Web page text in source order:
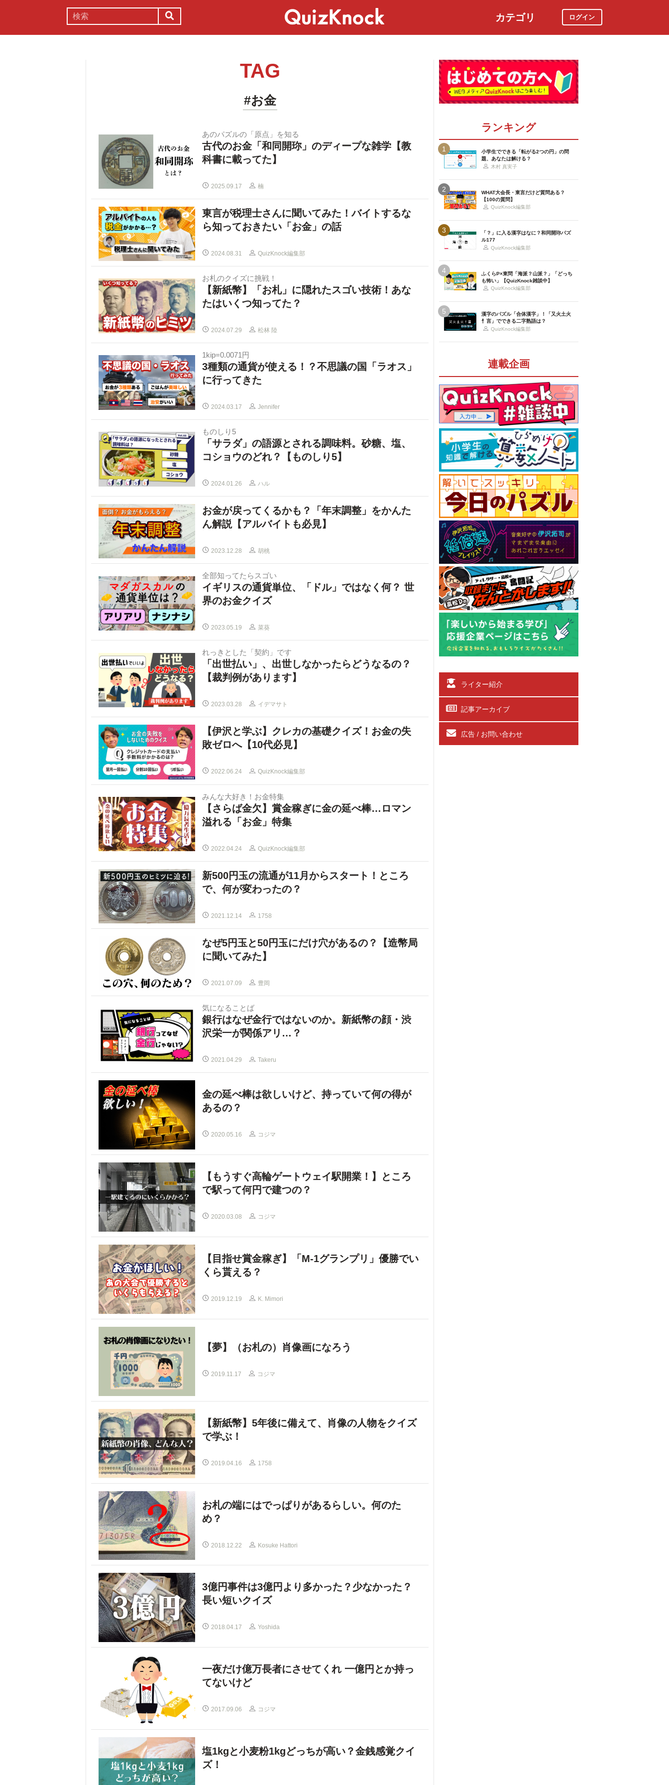
カテゴリ ログイン
TAG
#お金
あのパズルの「原点」を知る
古代のお金「和同開珎」のディープな雑学【教
科書に載ってた】
2025.09.17 楠
東言が税理士さんに聞いてみた！バイトするな
ら知っておきたい「お金」の話
2024.08.31 QuizKnock編集部
お札のクイズに挑戦！
【新紙幣】「お札」に隠れたスゴい技術！あな
たはいくつ知ってた？
2024.07.29 松林 陸
1kip=0.0071円
3種類の通貨が使える！？不思議の国「ラオス」
に行ってきた
2024.03.17 Jennifer
ものしり5
「サラダ」の語源とされる調味料。砂糖、塩、
コショウのどれ？【ものしり5】
2024.01.26 ハル
お金が戻ってくるかも？「年末調整」をかんた
ん解説【アルバイトも必見】
2023.12.28 胡桃
全部知ってたらスゴい
イギリスの通貨単位、「ドル」ではなく何？ 世
界のお金クイズ
2023.05.19 菜葵
れっきとした「契約」です
「出世払い」、出世しなかったらどうなるの？
【裁判例があります】
2023.03.28 イデマサト
【伊沢と学ぶ】クレカの基礎クイズ！お金の失
敗ゼロへ【10代必見】
2022.06.24 QuizKnock編集部
みんな大好き！お金特集
【さらば金欠】賞金稼ぎに金の延べ棒…ロマン
溢れる「お金」特集
2022.04.24 QuizKnock編集部
新500円玉の流通が11月からスタート！ところ
で、何が変わったの？
2021.12.14 1758
なぜ5円玉と50円玉にだけ穴があるの？【造幣局
に聞いてみた】
2021.07.09 豊岡
気になることば
銀行はなぜ金行ではないのか。新紙幣の顔・渋
沢栄一が関係アリ…？
2021.04.29 Takeru
金の延べ棒は欲しいけど、持っていて何の得が
あるの？
2020.05.16 コジマ
【もうすぐ高輪ゲートウェイ駅開業！】ところ
で駅って何円で建つの？
2020.03.08 コジマ
【目指せ賞金稼ぎ】「M-1グランプリ」優勝でい
くら貰える？
2019.12.19 K. Mimori
【夢】（お札の）肖像画になろう
2019.11.17 コジマ
【新紙幣】5年後に備えて、肖像の人物をクイズ
で学ぶ！
2019.04.16 1758
お札の端にはでっぱりがあるらしい。何のた
め？
2018.12.22 Kosuke Hattori
3億円事件は3億円より多かった？少なかった？
長い短いクイズ
2018.04.17 Yoshida
一夜だけ億万長者にさせてくれ 一億円とか持っ
てないけど
2017.09.06 コジマ
塩1kgと小麦粉1kgどっちが高い？金銭感覚クイ
ズ！
ランキング
1
小学生でできる「転がる2つの円」の問
題、あなたは解ける？
木村 真実子
2
WHAT大会長・東言だけど質問ある？
【100の質問】
QuizKnock編集部
3
「？」に入る漢字はなに？和同開珎パズ
ル177
QuizKnock編集部
4
ふくらP×東問「海派？山派？」「どっち
も怖い」【QuizKnock雑談中】
QuizKnock編集部
5
漢字のパズル「合体漢字」！「又火土火
忄言」でできる二字熟語は？
QuizKnock編集部
連載企画
ライター紹介
記事アーカイブ
広告 / お問い合わせ